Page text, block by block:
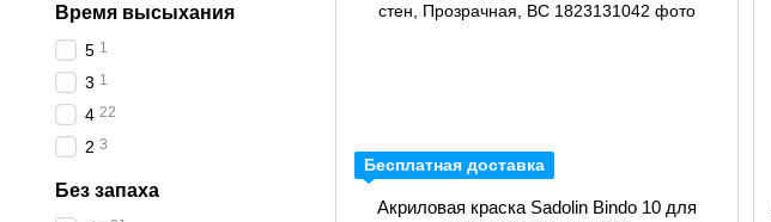
Бесплатная доставка
Акриловая краска Sadolin Bindo 10 для
Время высыхания
5 1
3 1
4 22
2 3
Без запаха